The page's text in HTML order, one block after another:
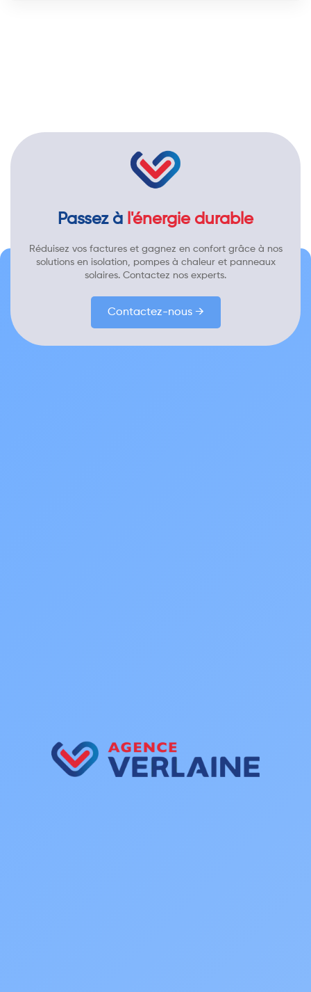
Passez à l'énergie durable
Réduisez vos factures et gagnez en confort grâce à nos
solutions en isolation, pompes à chaleur et panneaux
solaires. Contactez nos experts.
Contactez-nous →